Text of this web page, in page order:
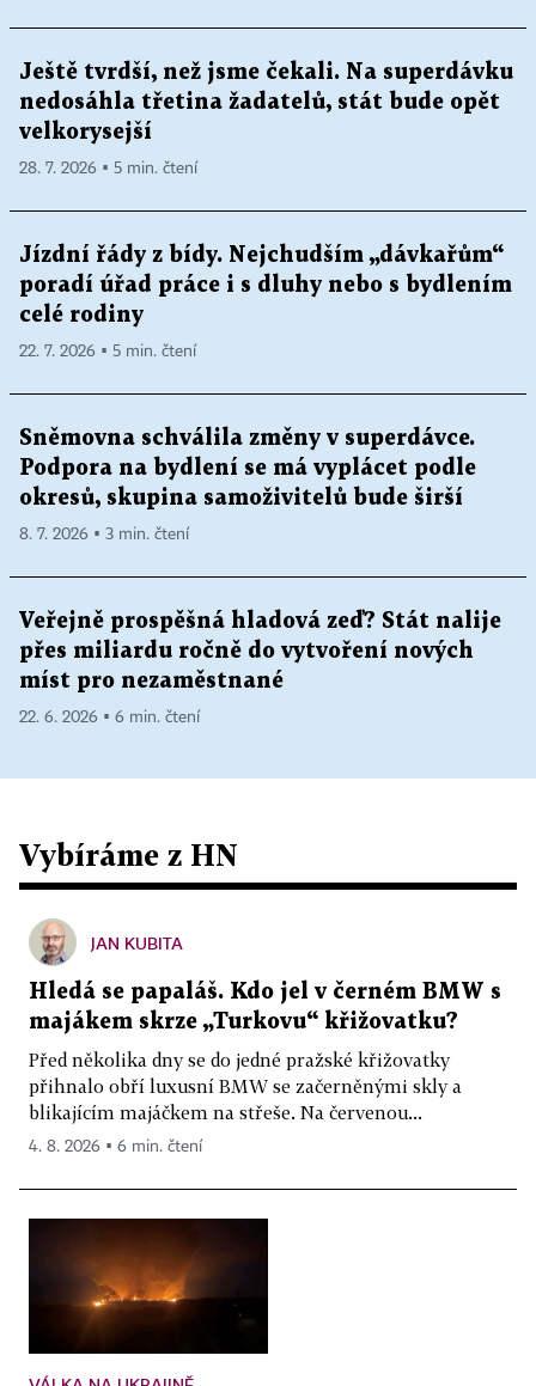
Ještě tvrdší, než jsme čekali. Na superdávku
nedosáhla třetina žadatelů, stát bude opět
velkorysejší
28. 7. 2026 ▪ 5 min. čtení
Jízdní řády z bídy. Nejchudším „dávkařům“
poradí úřad práce i s dluhy nebo s bydlením
celé rodiny
22. 7. 2026 ▪ 5 min. čtení
Sněmovna schválila změny v superdávce.
Podpora na bydlení se má vyplácet podle
okresů, skupina samoživitelů bude širší
8. 7. 2026 ▪ 3 min. čtení
Veřejně prospěšná hladová zeď? Stát nalije
přes miliardu ročně do vytvoření nových
míst pro nezaměstnané
22. 6. 2026 ▪ 6 min. čtení
Vybíráme z HN
JAN KUBITA
Hledá se papaláš. Kdo jel v černém BMW s
majákem skrze „Turkovu“ křižovatku?
Před několika dny se do jedné pražské křižovatky
přihnalo obří luxusní BMW se začerněnými skly a
blikajícím majáčkem na střeše. Na červenou...
4. 8. 2026 ▪ 6 min. čtení